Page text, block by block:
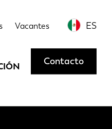
Vacantes ES
Contacto